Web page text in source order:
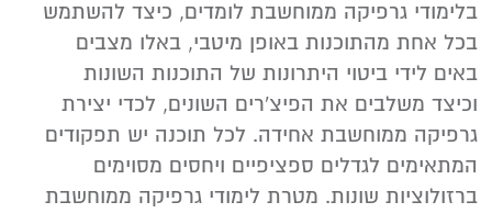
בלימודי גרפיקה ממוחשבת לומדים, כיצד להשתמש
בכל אחת מהתוכנות באופן מיטבי, באלו מצבים
באים לידי ביטוי היתרונות של התוכנות השונות
וכיצד משלבים את הפיצ'רים השונים, לכדי יצירת
גרפיקה ממוחשבת אחידה. לכל תוכנה יש תפקודים
המתאימים לגדלים ספציפיים ויחסים מסוימים
ברזולוציות שונות. מטרת לימודי גרפיקה ממוחשבת